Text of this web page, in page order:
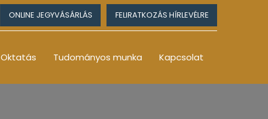
ONLINE JEGYVÁSÁRLÁS FELIRATKOZÁS HÍRLEVÉLRE
Oktatás Tudományos munka Kapcsolat